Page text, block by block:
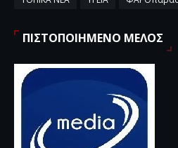
ΠΙΣΤΟΠΟΙΗΜΕΝΟ ΜΕΛΟΣ